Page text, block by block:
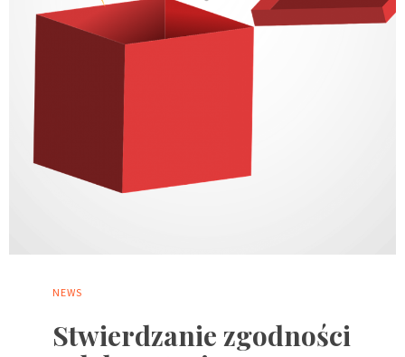
NEWS
Stwierdzanie zgodności